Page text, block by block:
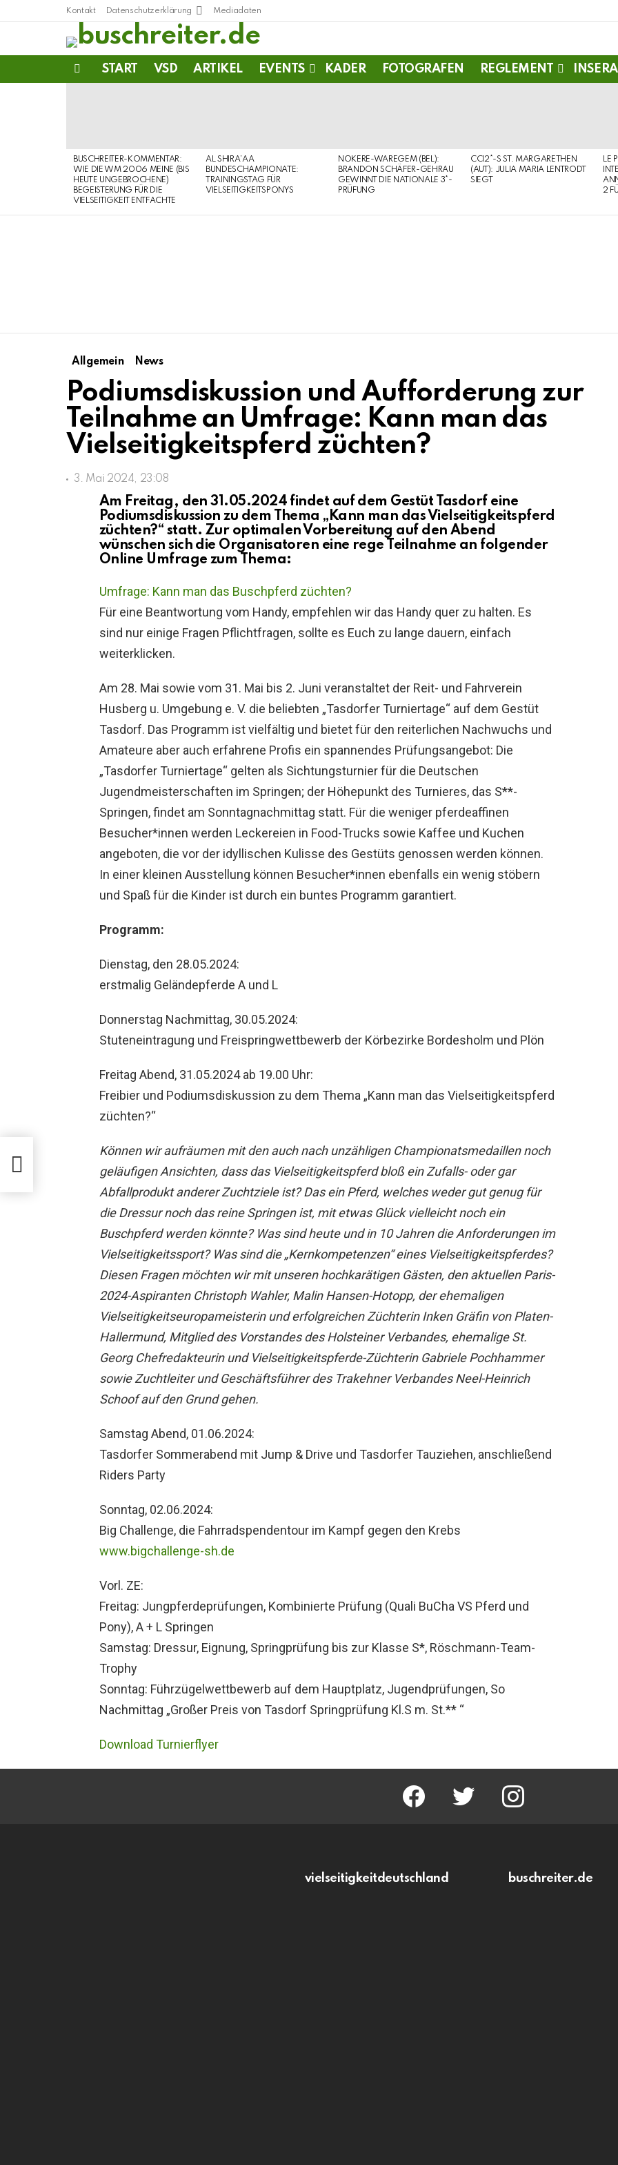
Kontakt Datenschutzerklärung Mediadaten
START VSD ARTIKEL EVENTS KADER FOTOGRAFEN REGLEMENT
BUSCHREITER-KOMMENTAR:
WIE DIE WM 2006 MEINE (BIS
HEUTE UNGEBROCHENE)
BEGEISTERUNG FÜR DIE
VIELSEITIGKEIT ENTFACHTE
AL SHIRA’AA
BUNDESCHAMPIONATE:
TRAININGSTAG FÜR
VIELSEITIGKEITSPONYS
NOKERE-WAREGEM (BEL):
BRANDON SCHÄFER-GEHRAU
GEWINNT DIE NATIONALE 3*-
PRÜFUNG
CCI2*-S ST. MARGARETHEN
(AUT): JULIA MARIA LENTRODT
SIEGT
LE
2
Allgemein News
Podiumsdiskussion und Aufforderung zur
Teilnahme an Umfrage: Kann man das
Vielseitigkeitspferd züchten?
3. Mai 2024, 23:08
Am Freitag, den 31.05.2024 findet auf dem Gestüt Tasdorf eine
Podiumsdiskussion zu dem Thema „Kann man das Vielseitigkeitspferd
züchten?“ statt. Zur optimalen Vorbereitung auf den Abend
wünschen sich die Organisatoren eine rege Teilnahme an folgender
Online Umfrage zum Thema:
Umfrage: Kann man das Buschpferd züchten?
Für eine Beantwortung vom Handy, empfehlen wir das Handy quer zu halten. Es
sind nur einige Fragen Pflichtfragen, sollte es Euch zu lange dauern, einfach
weiterklicken.
Am 28. Mai sowie vom 31. Mai bis 2. Juni veranstaltet der Reit- und Fahrverein
Husberg u. Umgebung e. V. die beliebten „Tasdorfer Turniertage“ auf dem Gestüt
Tasdorf. Das Programm ist vielfältig und bietet für den reiterlichen Nachwuchs und
Amateure aber auch erfahrene Profis ein spannendes Prüfungsangebot: Die
„Tasdorfer Turniertage“ gelten als Sichtungsturnier für die Deutschen
Jugendmeisterschaften im Springen; der Höhepunkt des Turnieres, das S**-
Springen, findet am Sonntagnachmittag statt. Für die weniger pferdeaffinen
Besucher*innen werden Leckereien in Food-Trucks sowie Kaffee und Kuchen
angeboten, die vor der idyllischen Kulisse des Gestüts genossen werden können.
In einer kleinen Ausstellung können Besucher*innen ebenfalls ein wenig stöbern
und Spaß für die Kinder ist durch ein buntes Programm garantiert.
Programm:
Dienstag, den 28.05.2024:
erstmalig Geländepferde A und L
Donnerstag Nachmittag, 30.05.2024:
Stuteneintragung und Freispringwettbewerb der Körbezirke Bordesholm und Plön
Freitag Abend, 31.05.2024 ab 19.00 Uhr:
Freibier und Podiumsdiskussion zu dem Thema „Kann man das Vielseitigkeitspferd
züchten?“
Können wir aufräumen mit den auch nach unzähligen Championatsmedaillen noch
geläufigen Ansichten, dass das Vielseitigkeitspferd bloß ein Zufalls- oder gar
Abfallprodukt anderer Zuchtziele ist? Das ein Pferd, welches weder gut genug für
die Dressur noch das reine Springen ist, mit etwas Glück vielleicht noch ein
Buschpferd werden könnte? Was sind heute und in 10 Jahren die Anforderungen im
Vielseitigkeitssport? Was sind die „Kernkompetenzen“ eines Vielseitigkeitspferdes?
Diesen Fragen möchten wir mit unseren hochkarätigen Gästen, den aktuellen Paris-
2024-Aspiranten Christoph Wahler, Malin Hansen-Hotopp, der ehemaligen
Vielseitigkeitseuropameisterin und erfolgreichen Züchterin Inken Gräfin von Platen-
Hallermund, Mitglied des Vorstandes des Holsteiner Verbandes, ehemalige St.
Georg Chefredakteurin und Vielseitigkeitspferde-Züchterin Gabriele Pochhammer
sowie Zuchtleiter und Geschäftsführer des Trakehner Verbandes Neel-Heinrich
Schoof auf den Grund gehen.
Samstag Abend, 01.06.2024:
Tasdorfer Sommerabend mit Jump & Drive und Tasdorfer Tauziehen, anschließend
Riders Party
Sonntag, 02.06.2024:
Big Challenge, die Fahrradspendentour im Kampf gegen den Krebs
www.bigchallenge-sh.de
Vorl. ZE:
Freitag: Jungpferdeprüfungen, Kombinierte Prüfung (Quali BuCha VS Pferd und
Pony), A + L Springen
Samstag: Dressur, Eignung, Springprüfung bis zur Klasse S*, Röschmann-Team-
Trophy
Sonntag: Führzügelwettbewerb auf dem Hauptplatz, Jugendprüfungen, So
Nachmittag „Großer Preis von Tasdorf Springprüfung Kl.S m. St.** “
Download Turnierflyer
facebook twitter instagram
vielseitigkeitdeutschland buschreiter.de